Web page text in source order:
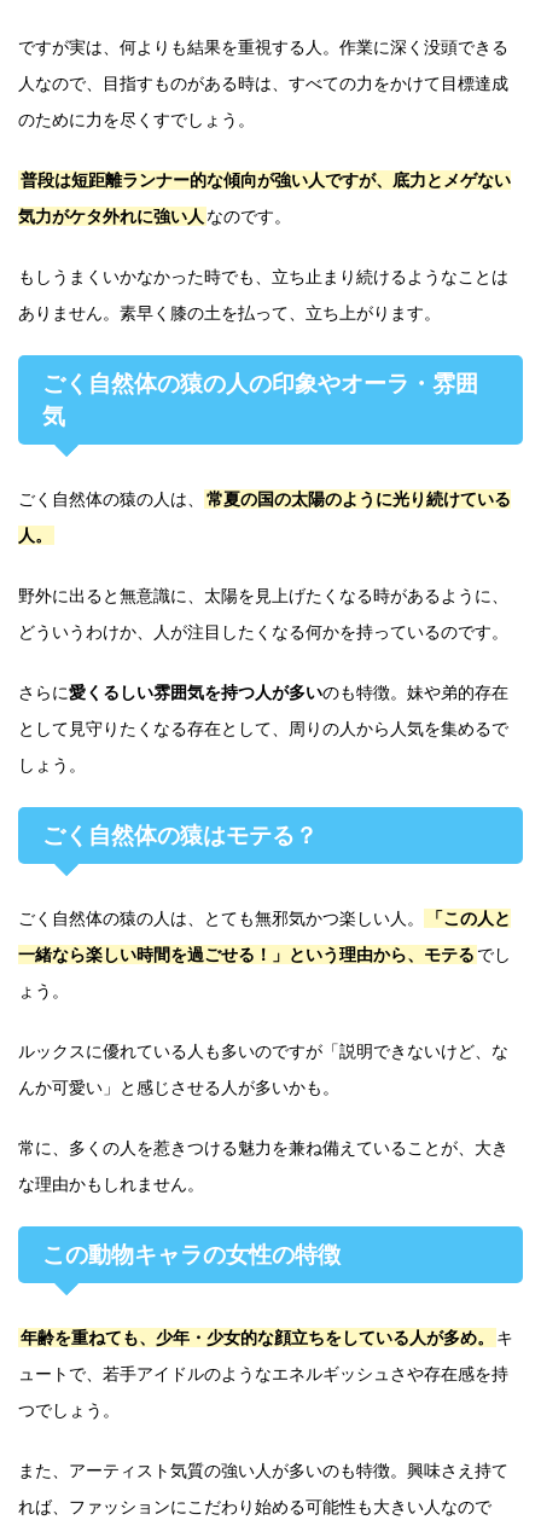
ですが実は、何よりも結果を重視する人。作業に深く没頭できる
人なので、目指すものがある時は、すべての力をかけて目標達成
のために力を尽くすでしょう。
普段は短距離ランナー的な傾向が強い人ですが、底力とメゲない
気力がケタ外れに強い人 なのです。
もしうまくいかなかった時でも、立ち止まり続けるようなことは
ありません。素早く膝の土を払って、立ち上がります。
ごく自然体の猿の人の印象やオーラ・雰囲
気
ごく自然体の猿の人は、
常夏の国の太陽のように光り続けている
人。
野外に出ると無意識に、太陽を見上げたくなる時があるように、
どういうわけか、人が注目したくなる何かを持っているのです。
さらに愛くるしい雰囲気を持つ人が多いのも特徴。妹や弟的存在
として見守りたくなる存在として、周りの人から人気を集めるで
しょう。
ごく自然体の猿はモテる？
ごく自然体の猿の人は、とても無邪気かつ楽しい人。
「この人と
一緒なら楽しい時間を過ごせる！」という理由から、モテる でし
ょう。
ルックスに優れている人も多いのですが「説明できないけど、な
んか可愛い」と感じさせる人が多いかも。
常に、多くの人を惹きつける魅力を兼ね備えていることが、大き
な理由かもしれません。
この動物キャラの女性の特徴
年齢を重ねても、少年・少女的な顔立ちをしている人が多め。
キ
ュートで、若手アイドルのようなエネルギッシュさや存在感を持
つでしょう。
また、アーティスト気質の強い人が多いのも特徴。興味さえ持て
れば、ファッションにこだわり始める可能性も大きい人なので